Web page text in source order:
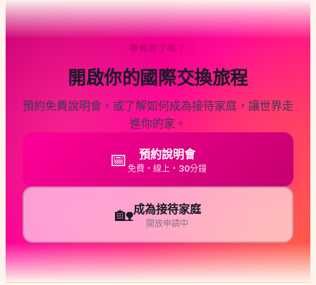
準備好了嗎？
開啟你的國際交換旅程
預約免費說明會，或了解如何成為接待家庭，讓世界走
進你的家。
📅 預約說明會
免費・線上・30分鐘
🏡成為接待家庭
開放申請中